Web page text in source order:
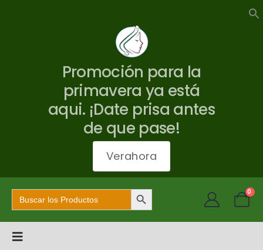
Promoción para la
primavera ya está
aqui. ¡Date prisa antes
de que pase!
Verahora
Buscar: Botón de búsqueda 0